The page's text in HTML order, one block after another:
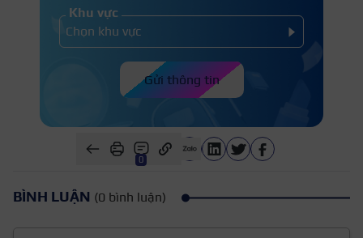
Khu vực
Gửi thông tin
0
BÌNH LUẬN (0 bình luận)